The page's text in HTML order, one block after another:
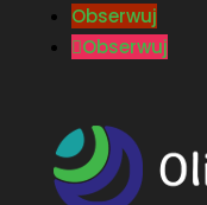
Obserwuj
Obserwuj